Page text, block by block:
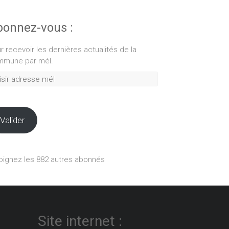
vous :
recevoir les dernières actualités de la
par mél.
Valider
les 882 autres abonnés
Site internet :